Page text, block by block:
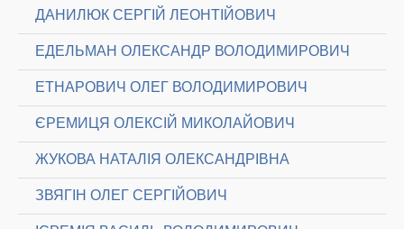
ДАНИЛЮК СЕРГІЙ ЛЕОНТІЙОВИЧ
ЕДЕЛЬМАН ОЛЕКСАНДР ВОЛОДИМИРОВИЧ
ЕТНАРОВИЧ ОЛЕГ ВОЛОДИМИРОВИЧ
ЄРЕМИЦЯ ОЛЕКСІЙ МИКОЛАЙОВИЧ
ЖУКОВА НАТАЛІЯ ОЛЕКСАНДРІВНА
ЗВЯГІН ОЛЕГ СЕРГІЙОВИЧ